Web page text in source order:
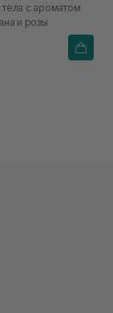
с ароматом
и розы